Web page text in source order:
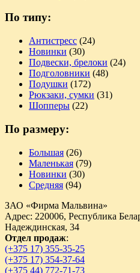
По типу:
Антистресс (24)
Новинки (30)
Подвески, брелоки (24)
Подголовники (48)
Подушки (172)
Рюкзаки, сумки (31)
Шопперы (22)
По размеру:
Большая (26)
Маленькая (79)
Новинки (30)
Средняя (94)
ЗАО «Фирма Мальвина»
Адрес: 220006, Республика
Надеждинская, 34
Отдел продаж:
(+375 17) 355-35-25
(+375 17) 354-37-64
(+375 44) 772-71-73